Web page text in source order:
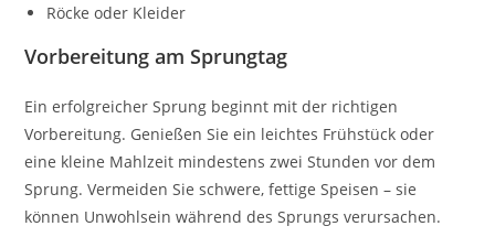
Röcke oder Kleider
Vorbereitung am Sprungtag
Ein erfolgreicher Sprung beginnt mit der richtigen
Vorbereitung. Genießen Sie ein leichtes Frühstück oder
eine kleine Mahlzeit mindestens zwei Stunden vor dem
Sprung. Vermeiden Sie schwere, fettige Speisen – sie
können Unwohlsein während des Sprungs verursachen.